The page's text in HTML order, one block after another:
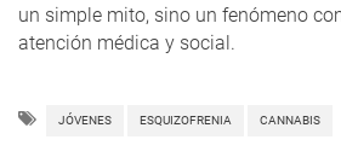
un simple mito, sino un fenómeno
atención médica y social.
JÓVENES ESQUIZOFRENIA CANNABIS